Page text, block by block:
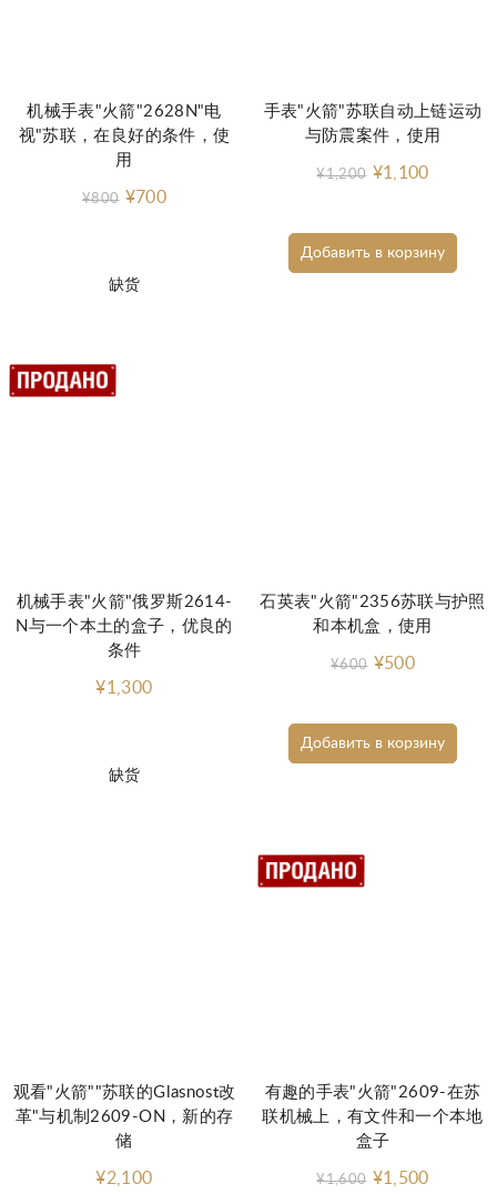
缺货
机械手表"火箭"2628N"电
视"苏联，在良好的条件，使
用
¥800 ¥700
Добавить в корзину
手表"火箭"苏联自动上链运动
与防震案件，使用
¥1,200 ¥1,100
缺货
机械手表"火箭"俄罗斯2614-
N与一个本土的盒子，优良的
条件
¥1,300
Добавить в корзину
石英表"火箭"2356苏联与护照
和本机盒，使用
¥600 ¥500
观看"火箭""苏联的Glasnost改
革"与机制2609-ON，新的存
储
¥2,100
有趣的手表"火箭"2609-在苏
联机械上，有文件和一个本地
盒子
¥1,600 ¥1,500